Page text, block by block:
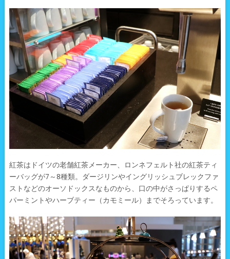
紅茶はドイツの老舗紅茶メーカー、ロンネフェルト社の紅茶ティ
ーバッグが7～8種類。ダージリンやイングリッシュブレックファ
ストなどのオーソドックスなものから、口の中がさっぱりするペ
パーミントやハーブティー（カモミール）までそろっています。